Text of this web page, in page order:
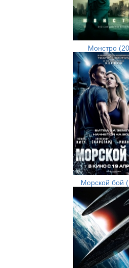
Монстро
Морской бой